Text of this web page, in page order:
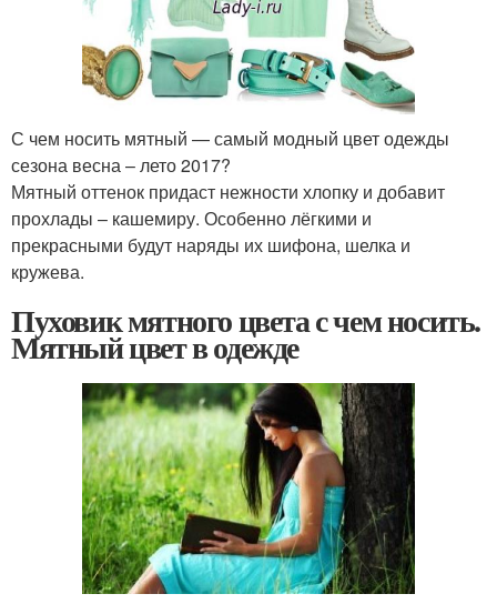
С чем носить мятный — самый модный цвет одежды
сезона весна – лето 2017?
Мятный оттенок придаст нежности хлопку и добавит
прохлады – кашемиру. Особенно лёгкими и
прекрасными будут наряды их шифона, шелка и
кружева.
Пуховик мятного цвета с чем носить.
Мятный цвет в одежде